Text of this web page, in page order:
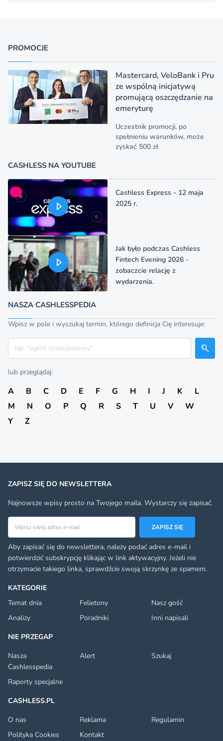
PROMOCJE
Mastercard, VeloBank i Pru
ze wspólną inicjatywą
promującą oszczędzanie na
emeryturę
Uczestnik promocji, po
spełnieniu warunków, może
zyskać 500 zł
CASHLESS NA YOUTUBE
Cashless Express - 12 maja
2025 r.
Jak było podczas Cashless
Fintech Evening 2026 -
zobaczcie relację z
wydarzenia.
NASZA CASHLESSPEDIA
Wpisz w pole i wyszukaj termin, którego definicja Cię interesuje:
Szukaj
lub przeglądaj:
A B C D E F G H I J K
L
M
N O P Q R S T U V
W
Y
Z
KATEGORIE
Temat dnia
Felietony
Nasz gość
Analizy
Poradniki
Inni napisali
NIE PRZEGAP
Nasza
Cashlesspedia
Alert Szukaj
Raporty specjalne
CASHLESS.PL
O nas
Reklama
Regulamin
Polityka Cookies
Kontakt
ZAPISZ SIĘ DO NEWSLETTERA
Najnowsze wpisy prosto na Twojego maila. Wystarczy się zapisać.
Adres email
ZAPISZ SIĘ
Aby zapisać się do newslettera, należy podać adres e-mail i
potwierdzić subskrypcję klikając w link aktywacyjny. Jeżeli nie
otrzymacie takiego linka, sprawdźcie swoją skrzynkę ze spamem.